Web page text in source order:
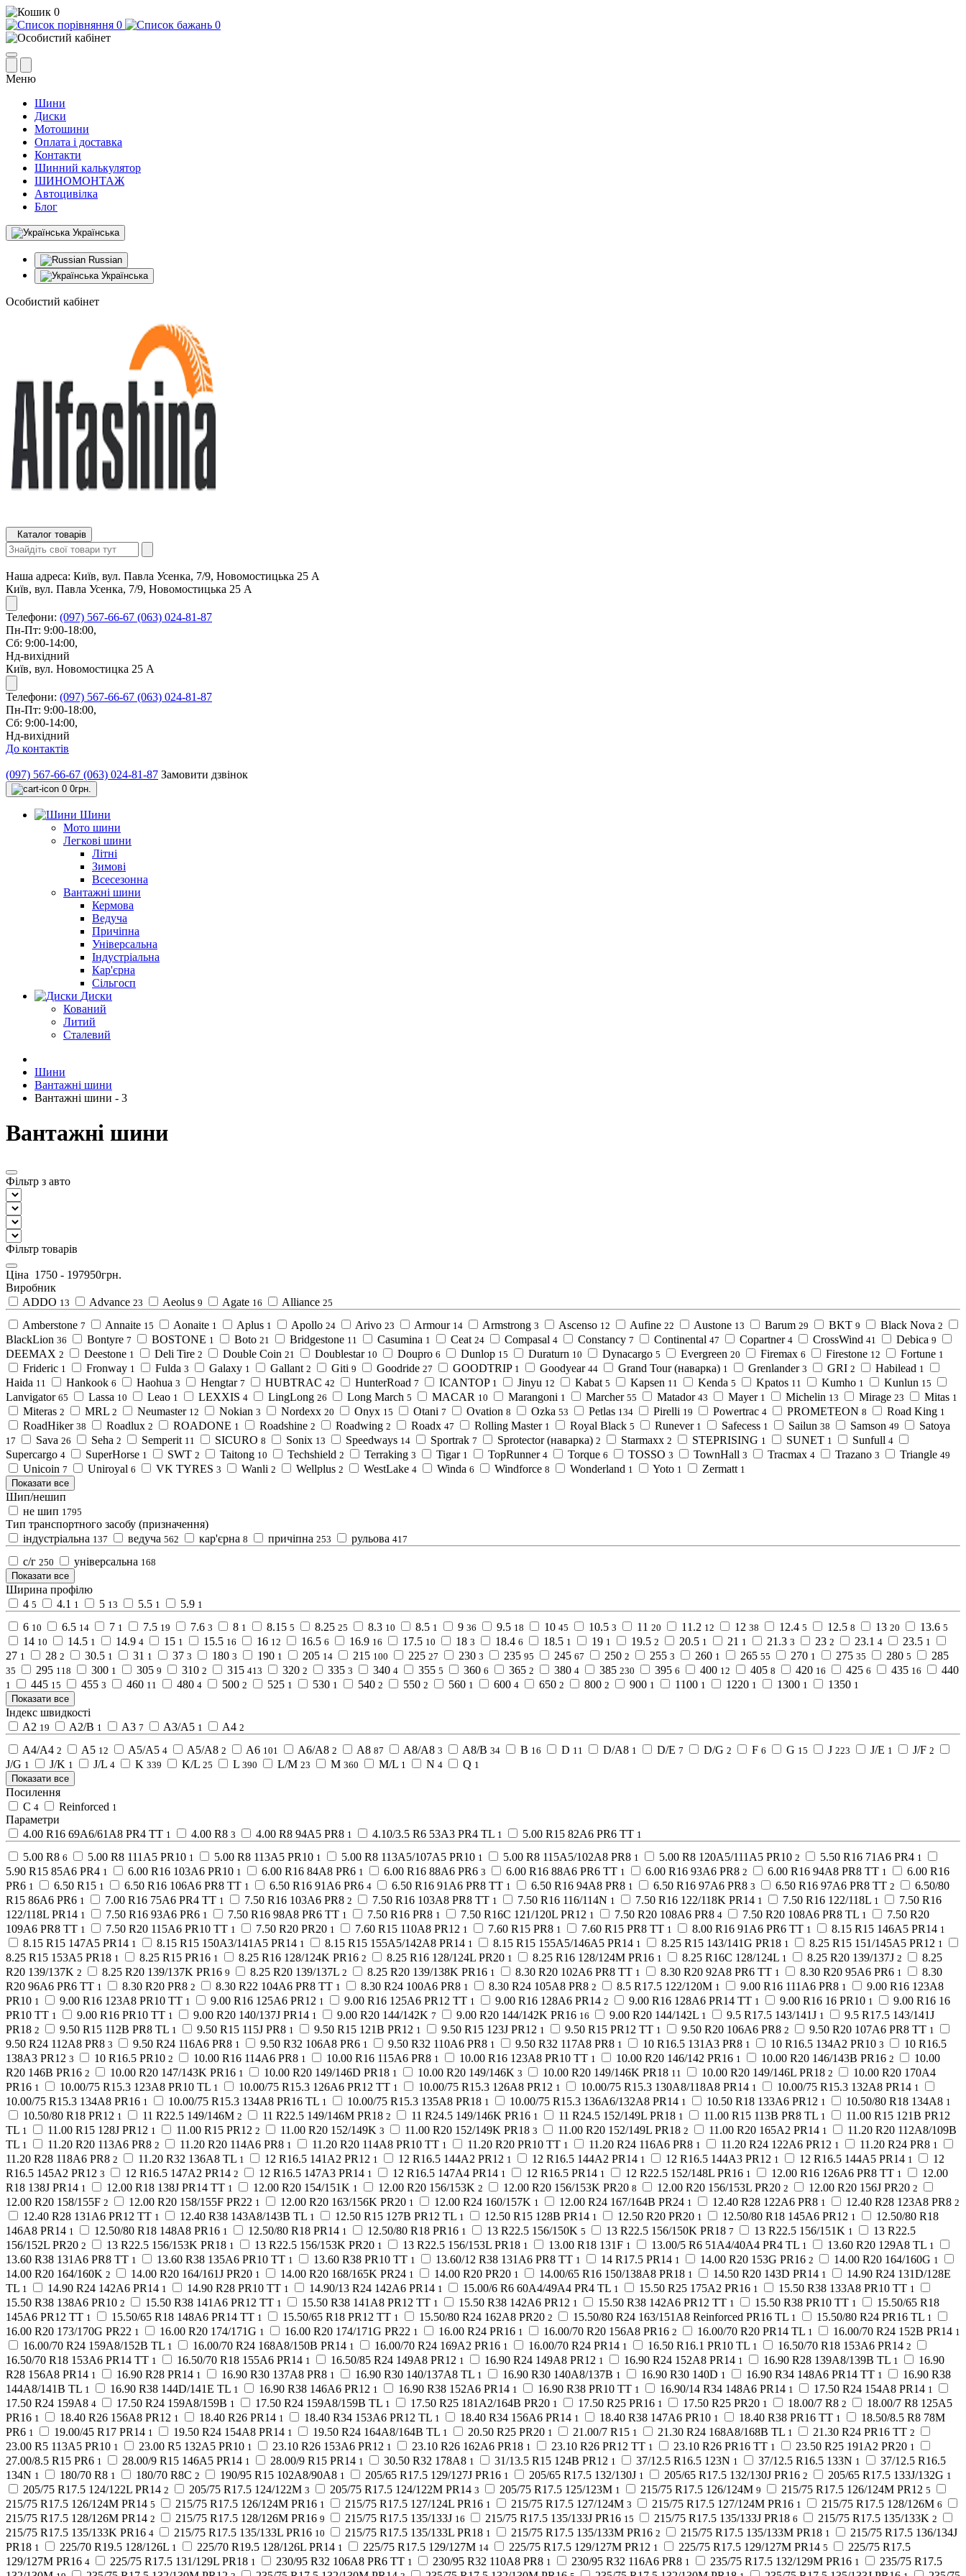
0
0
0
Меню
Шини
Диски
Мотошини
Оплата і доставка
Контакти
Шинний калькулятор
ШИНОМОНТАЖ
Автоцивілка
Блог
Українська
Russian
Українська
Особистий кабінет
Каталог товарів
Наша адреса: Київ, вул. Павла Усенка, 7/9, Новомостицька 25 А
Київ, вул. Павла Усенка, 7/9, Новомостицька 25 А
Телефони: (097) 567-66-67 (063) 024-81-87
Пн-Пт: 9:00-18:00,
Сб: 9:00-14:00,
Нд-вихідний
Київ, вул. Новомостицка 25 А
Телефони: (097) 567-66-67 (063) 024-81-87
Пн-Пт: 9:00-18:00,
Сб: 9:00-14:00,
Нд-вихідний
До контактів
(097) 567-66-67 (063) 024-81-87 Замовити дзвінок
0 0грн.
Шини
Мото шини
Легкові шини
Літні
Зимові
Всесезонна
Вантажні шини
Кермова
Ведуча
Причіпна
Універсальна
Індустріальна
Кар'єрна
Сільгосп
Диски
Кований
Литий
Сталевий
Шини
Вантажні шини
Вантажні шини - 3
Вантажні шини
Фільтр з авто
Фільтр товарів
Ціна 1750 - 197950грн.
Виробник
ADDO 13 Advance 23 Aeolus 9 Agate 16 Alliance 25
Amberstone 7 Annaite 15 Aonaite 1 Aplus 1 Apollo 24 Arivo 23 Armour 14 Armstrong 3 Ascenso 12 Aufine 22 Austone 13 Barum 29 BKT 9 Black Nova 2
BlackLion 36 Bontyre 7 BOSTONE 1 Boto 21 Bridgestone 11 Casumina 1 Ceat 24 Compasal 4 Constancy 7 Continental 47 Copartner 4 CrossWind 41 Debica 9
DEEMAX 2 Deestone 1 Deli Tire 2 Double Coin 21 Doublestar 10 Doupro 6 Dunlop 15 Duraturn 10 Dynacargo 5 Evergreen 20 Firemax 6 Firestone 12 Fortune 1
Frideric 1 Fronway 1 Fulda 3 Galaxy 1 Gallant 2 Giti 9 Goodride 27 GOODTRIP 1 Goodyear 44 Grand Tour (наварка) 1 Grenlander 3 GRI 2 Habilead 1
Haida 11 Hankook 6 Haohua 3 Hengtar 7 HUBTRAC 42 HunterRoad 7 ICANTOP 1 Jinyu 12 Kabat 5 Kapsen 11 Kenda 5 Kpatos 11 Kumho 1 Kunlun 15
Lanvigator 65 Lassa 10 Leao 1 LEXXIS 4 LingLong 26 Long March 5 MACAR 10 Marangoni 1 Marcher 55 Matador 43 Mayer 1 Michelin 13 Mirage 23 Mitas 1
Miteras 2 MRL 2 Neumaster 12 Nokian 3 Nordexx 20 Onyx 15 Otani 7 Ovation 8 Ozka 53 Petlas 134 Pirelli 19 Powertrac 4 PROMETEON 8 Road King 1
RoadHiker 38 Roadlux 2 ROADONE 1 Roadshine 2 Roadwing 2 Roadx 47 Rolling Master 1 Royal Black 5 Runever 1 Safecess 1 Sailun 38 Samson 49 Satoya
17 Sava 26 Seha 2 Semperit 11 SICURO 8 Sonix 13 Speedways 14 Sportrak 7 Sprotector (наварка) 2 Starmaxx 2 STEPRISING 1 SUNET 1 Sunfull 4
Supercargo 4 SuperHorse 1 SWT 2 Taitong 10 Techshield 2 Terraking 3 Tigar 1 TopRunner 4 Torque 6 TOSSO 3 TownHall 3 Tracmax 4 Trazano 3 Triangle 49
Unicoin 7 Uniroyal 6 VK TYRES 3 Wanli 2 Wellplus 2 WestLake 4 Winda 6 Windforce 8 Wonderland 1 Yoto 1 Zermatt 1
Показати все
Шип/нешип
не шип 1795
Тип транспортного засобу (призначення)
індустріальна 137 ведуча 562 кар'єрна 8 причіпна 253 рульова 417
с/г 250 універсальна 168
Показати все
Ширина профілю
4 5 4.1 1 5 13 5.5 1 5.9 1
6 10 6.5 14 7 1 7.5 19 7.6 3 8 1 8.15 5 8.25 25 8.3 10 8.5 1 9 36 9.5 18 10 45 10.5 3 11 20 11.2 12 12 38 12.4 5 12.5 8 13 20 13.6 5
14 10 14.5 1 14.9 4 15 1 15.5 16 16 12 16.5 6 16.9 16 17.5 10 18 3 18.4 6 18.5 1 19 1 19.5 2 20.5 1 21 1 21.3 3 23 2 23.1 4 23.5 1
27 1 28 2 30.5 1 31 1 37 3 180 3 190 1 205 14 215 100 225 27 230 3 235 95 245 67 250 2 255 3 260 1 265 55 270 1 275 35 280 5 285
35 295 118 300 1 305 9 310 2 315 413 320 2 335 3 340 4 355 5 360 6 365 2 380 4 385 230 395 6 400 12 405 8 420 16 425 6 435 16 440
1 445 15 455 3 460 11 480 4 500 2 525 1 530 1 540 2 550 2 560 1 600 4 650 2 800 2 900 1 1100 1 1220 1 1300 1 1350 1
Показати все
Індекс швидкості
A2 19 A2/B 1 A3 7 A3/A5 1 A4 2
A4/A4 2 A5 12 A5/A5 4 A5/A8 2 A6 101 A6/A8 2 A8 87 A8/A8 3 A8/B 34 B 16 D 11 D/A8 1 D/E 7 D/G 2 F 6 G 15 J 223 J/E 1 J/F 2
J/G 1 J/K 1 J/L 4 K 339 K/L 25 L 390 L/M 23 M 360 M/L 1 N 4 Q 1
Показати все
Посилення
C 4 Reinforced 1
Параметри
4.00 R16 69A6/61A8 PR4 TT 1 4.00 R8 3 4.00 R8 94A5 PR8 1 4.10/3.5 R6 53A3 PR4 TL 1 5.00 R15 82A6 PR6 TT 1
5.00 R8 6 5.00 R8 111A5 PR10 1 5.00 R8 113A5 PR10 1 5.00 R8 113A5/107A5 PR10 1 5.00 R8 115A5/102A8 PR8 1 5.00 R8 120A5/111A5 PR10 2 5.50 R16 71A6 PR4 1
5.90 R15 85A6 PR4 1 6.00 R16 103A6 PR10 1 6.00 R16 84A8 PR6 1 6.00 R16 88A6 PR6 3 6.00 R16 88A6 PR6 TT 1 6.00 R16 93A6 PR8 2 6.00 R16 94A8 PR8 TT 1
6.00 R16
PR6 1 6.50 R15 1 6.50 R16 106A6 PR8 TT 1 6.50 R16 91A6 PR6 4 6.50 R16 91A6 PR8 TT 1 6.50 R16 94A8 PR8 1 6.50 R16 97A6 PR8 3 6.50 R16 97A6 PR8 TT 2
6.50/80
R15 86A6 PR6 1 7.00 R16 75A6 PR4 TT 1 7.50 R16 103A6 PR8 2 7.50 R16 103A8 PR8 TT 1 7.50 R16 116/114N 1 7.50 R16 122/118K PR14 1 7.50 R16 122/118L 1
7.50 R16
122/118L PR14 1 7.50 R16 93A6 PR6 1 7.50 R16 98A8 PR6 TT 1 7.50 R16 PR8 1 7.50 R16C 121/120L PR12 1 7.50 R20 108A6 PR8 4 7.50 R20 108A6 PR8 TL 1
7.50 R20
109A6 PR8 TT 1 7.50 R20 115A6 PR10 TT 1 7.50 R20 PR20 1 7.60 R15 110A8 PR12 1 7.60 R15 PR8 1 7.60 R15 PR8 TT 1 8.00 R16 91A6 PR6 TT 1 8.15 R15 146A5 PR14 1
8.15 R15 147A5 PR14 1 8.15 R15 150A3/141A5 PR14 1 8.15 R15 155A5/142A8 PR14 1 8.15 R15 155A5/146A5 PR14 1 8.25 R15 143/141G PR18 1 8.25 R15 151/145A5 PR12 1
8.25 R15 153A5 PR18 1 8.25 R15 PR16 1 8.25 R16 128/124K PR16 2 8.25 R16 128/124L PR20 1 8.25 R16 128/124M PR16 1 8.25 R16C 128/124L 1 8.25 R20 139/137J 2
8.25
R20 139/137K 2 8.25 R20 139/137K PR16 9 8.25 R20 139/137L 2 8.25 R20 139/138K PR16 1 8.30 R20 102A6 PR8 TT 1 8.30 R20 92A8 PR6 TT 1 8.30 R20 95A6 PR6 1
8.30
R20 96A6 PR6 TT 1 8.30 R20 PR8 2 8.30 R22 104A6 PR8 TT 1 8.30 R24 100A6 PR8 1 8.30 R24 105A8 PR8 2 8.5 R17.5 122/120M 1 9.00 R16 111A6 PR8 1
9.00 R16 123A8
PR10 1 9.00 R16 123A8 PR10 TT 1 9.00 R16 125A6 PR12 1 9.00 R16 125A6 PR12 TT 1 9.00 R16 128A6 PR14 2 9.00 R16 128A6 PR14 TT 1 9.00 R16 16 PR10 1
9.00 R16 16
PR10 TT 1 9.00 R16 PR10 TT 1 9.00 R20 140/137J PR14 1 9.00 R20 144/142K 7 9.00 R20 144/142K PR16 16 9.00 R20 144/142L 1 9.5 R17.5 143/141J 1
9.5 R17.5 143/141J
PR18 2 9.50 R15 112B PR8 TL 1 9.50 R15 115J PR8 1 9.50 R15 121B PR12 1 9.50 R15 123J PR12 1 9.50 R15 PR12 TT 1 9.50 R20 106A6 PR8 2 9.50 R20 107A6 PR8 TT 1
9.50 R24 112A8 PR8 3 9.50 R24 116A6 PR8 1 9.50 R32 106A8 PR6 1 9.50 R32 110A6 PR8 1 9.50 R32 117A8 PR8 1 10 R16.5 131A3 PR8 1 10 R16.5 134A2 PR10 3
10 R16.5
138A3 PR12 3 10 R16.5 PR10 2 10.00 R16 114A6 PR8 1 10.00 R16 115A6 PR8 1 10.00 R16 123A8 PR10 TT 1 10.00 R20 146/142 PR16 1 10.00 R20 146/143B PR16 2
10.00
R20 146B PR16 2 10.00 R20 147/143K PR16 1 10.00 R20 149/146D PR18 1 10.00 R20 149/146K 3 10.00 R20 149/146K PR18 11 10.00 R20 149/146L PR18 2
10.00 R20 170A4
PR16 1 10.00/75 R15.3 123A8 PR10 TL 1 10.00/75 R15.3 126A6 PR12 TT 1 10.00/75 R15.3 126A8 PR12 1 10.00/75 R15.3 130A8/118A8 PR14 1 10.00/75 R15.3 132A8 PR14 1
10.00/75 R15.3 134A8 PR16 1 10.00/75 R15.3 134A8 PR16 TL 1 10.00/75 R15.3 135A8 PR18 1 10.00/75 R15.3 136A6/132A8 PR14 1 10.50 R18 133A6 PR12 1 10.50/80 R18 134A8 1
10.50/80 R18 PR12 1 11 R22.5 149/146M 2 11 R22.5 149/146M PR18 2 11 R24.5 149/146K PR16 1 11 R24.5 152/149L PR18 1 11.00 R15 113B PR8 TL 1
11.00 R15 121B PR12
TL 1 11.00 R15 128J PR12 1 11.00 R15 PR12 2 11.00 R20 152/149K 3 11.00 R20 152/149K PR18 3 11.00 R20 152/149L PR18 2 11.00 R20 165A2 PR14 1
11.20 R20 112A8/109B
TL 1 11.20 R20 113A6 PR8 2 11.20 R20 114A6 PR8 1 11.20 R20 114A8 PR10 TT 1 11.20 R20 PR10 TT 1 11.20 R24 116A6 PR8 1 11.20 R24 122A6 PR12 1 11.20 R24 PR8 1
11.20 R28 118A6 PR8 2 11.20 R32 136A8 TL 1 12 R16.5 141A2 PR12 1 12 R16.5 144A2 PR12 1 12 R16.5 144A2 PR14 1 12 R16.5 144A3 PR12 1 12 R16.5 144A5 PR14 1
12
R16.5 145A2 PR12 3 12 R16.5 147A2 PR14 2 12 R16.5 147A3 PR14 1 12 R16.5 147A4 PR14 1 12 R16.5 PR14 1 12 R22.5 152/148L PR16 1 12.00 R16 126A6 PR8 TT 1
12.00
R18 138J PR14 1 12.00 R18 138J PR14 TT 1 12.00 R20 154/151K 1 12.00 R20 156/153K 2 12.00 R20 156/153K PR20 8 12.00 R20 156/153L PR20 2 12.00 R20 156J PR20 2
12.00 R20 158/155F 2 12.00 R20 158/155F PR22 1 12.00 R20 163/156K PR20 1 12.00 R24 160/157K 1 12.00 R24 167/164B PR24 1 12.40 R28 122A6 PR8 1 12.40 R28 123A8 PR8 2
12.40 R28 131A6 PR12 TT 1 12.40 R38 143A8/143B TL 1 12.50 R15 127B PR12 TL 1 12.50 R15 128B PR14 1 12.50 R20 PR20 1 12.50/80 R18 145A6 PR12 1
12.50/80 R18
146A8 PR14 1 12.50/80 R18 148A8 PR16 1 12.50/80 R18 PR14 1 12.50/80 R18 PR16 1 13 R22.5 156/150K 5 13 R22.5 156/150K PR18 7 13 R22.5 156/151K 1
13 R22.5
156/152L PR20 2 13 R22.5 156/153K PR18 1 13 R22.5 156/153K PR20 1 13 R22.5 156/153L PR18 1 13.00 R18 131F 1 13.00/5 R6 51A4/40A4 PR4 TL 1 13.60 R20 129A8 TL 1
13.60 R38 131A6 PR8 TT 1 13.60 R38 135A6 PR10 TT 1 13.60 R38 PR10 TT 1 13.60/12 R38 131A6 PR8 TT 1 14 R17.5 PR14 1 14.00 R20 153G PR16 2 14.00 R20 164/160G 1
14.00 R20 164/160K 2 14.00 R20 164/161J PR20 1 14.00 R20 168/165K PR24 1 14.00 R20 PR20 1 14.00/65 R16 150/138A8 PR18 1 14.50 R20 143D PR14 1
14.90 R24 131D/128E
TL 1 14.90 R24 142A6 PR14 1 14.90 R28 PR10 TT 1 14.90/13 R24 142A6 PR14 1 15.00/6 R6 60A4/49A4 PR4 TL 1 15.50 R25 175A2 PR16 1 15.50 R38 133A8 PR10 TT 1
15.50 R38 138A6 PR10 2 15.50 R38 141A6 PR12 TT 1 15.50 R38 141A8 PR12 TT 1 15.50 R38 142A6 PR12 1 15.50 R38 142A6 PR12 TT 1 15.50 R38 PR10 TT 1
15.50/65 R18
145A6 PR12 TT 1 15.50/65 R18 148A6 PR14 TT 1 15.50/65 R18 PR12 TT 1 15.50/80 R24 162A8 PR20 2 15.50/80 R24 163/151A8 Reinforced PR16 TL 1 15.50/80 R24 PR16 TL 1
16.00 R20 173/170G PR22 1 16.00 R20 174/171G 1 16.00 R20 174/171G PR22 1 16.00 R24 PR16 1 16.00/70 R20 156A8 PR16 2 16.00/70 R20 PR14 TL 1 16.00/70 R24 152B PR14 1
16.00/70 R24 159A8/152B TL 1 16.00/70 R24 168A8/150B PR14 1 16.00/70 R24 169A2 PR16 1 16.00/70 R24 PR14 1 16.50 R16.1 PR10 TL 1 16.50/70 R18 153A6 PR14 2
16.50/70 R18 153A6 PR14 TT 1 16.50/70 R18 155A6 PR14 1 16.50/85 R24 149A8 PR12 1 16.90 R24 149A8 PR12 1 16.90 R24 152A8 PR14 1 16.90 R28 139A8/139B TL 1
16.90
R28 156A8 PR14 1 16.90 R28 PR14 1 16.90 R30 137A8 PR8 1 16.90 R30 140/137A8 TL 1 16.90 R30 140A8/137B 1 16.90 R30 140D 1 16.90 R34 148A6 PR14 TT 1
16.90 R38
144A8/141B TL 1 16.90 R38 144D/141E TL 1 16.90 R38 146A6 PR12 1 16.90 R38 152A6 PR14 1 16.90 R38 PR10 TT 1 16.90/14 R34 148A6 PR14 1 17.50 R24 154A8 PR14 1
17.50 R24 159A8 4 17.50 R24 159A8/159B 1 17.50 R24 159A8/159B TL 1 17.50 R25 181A2/164B PR20 1 17.50 R25 PR16 1 17.50 R25 PR20 1 18.00/7 R8 2
18.00/7 R8 125A5
PR16 1 18.40 R26 156A8 PR12 1 18.40 R26 PR14 1 18.40 R34 153A6 PR12 TL 1 18.40 R34 156A6 PR14 1 18.40 R38 147A6 PR10 1 18.40 R38 PR16 TT 1
18.50/8.5 R8 78M
PR6 1 19.00/45 R17 PR14 1 19.50 R24 154A8 PR14 1 19.50 R24 164A8/164B TL 1 20.50 R25 PR20 1 21.00/7 R15 1 21.30 R24 168A8/168B TL 1 21.30 R24 PR16 TT 2
23.00 R5 113A5 PR10 1 23.00 R5 132A5 PR10 1 23.10 R26 153A6 PR12 1 23.10 R26 162A6 PR18 1 23.10 R26 PR12 TT 1 23.10 R26 PR16 TT 1 23.50 R25 191A2 PR20 1
27.00/8.5 R15 PR6 1 28.00/9 R15 146A5 PR14 1 28.00/9 R15 PR14 1 30.50 R32 178A8 1 31/13.5 R15 124B PR12 1 37/12.5 R16.5 123N 1 37/12.5 R16.5 133N 1
37/12.5 R16.5
134N 1 180/70 R8 1 180/70 R8C 2 190/95 R15 102A8/90A8 1 205/65 R17.5 129/127J PR16 1 205/65 R17.5 132/130J 1 205/65 R17.5 132/130J PR16 2 205/65 R17.5 133J/132G 1
205/75 R17.5 124/122L PR14 2 205/75 R17.5 124/122M 3 205/75 R17.5 124/122M PR14 3 205/75 R17.5 125/123M 1 215/75 R17.5 126/124M 9 215/75 R17.5 126/124M PR12 5
215/75 R17.5 126/124M PR14 5 215/75 R17.5 126/124M PR16 1 215/75 R17.5 127/124L PR16 1 215/75 R17.5 127/124M 3 215/75 R17.5 127/124M PR16 1 215/75 R17.5 128/126M 6
215/75 R17.5 128/126M PR14 2 215/75 R17.5 128/126M PR16 9 215/75 R17.5 135/133J 16 215/75 R17.5 135/133J PR16 15 215/75 R17.5 135/133J PR18 6 215/75 R17.5 135/133K 2
215/75 R17.5 135/133K PR16 4 215/75 R17.5 135/133L PR16 10 215/75 R17.5 135/133L PR18 1 215/75 R17.5 135/133M PR16 2 215/75 R17.5 135/133M PR18 1
215/75 R17.5 136/134J
PR18 1 225/70 R19.5 128/126L 1 225/70 R19.5 128/126L PR14 1 225/75 R17.5 129/127M 14 225/75 R17.5 129/127M PR12 1 225/75 R17.5 129/127M PR14 5
225/75 R17.5
129/127M PR16 4 225/75 R17.5 131/129L PR18 1 230/95 R32 106A8 PR6 TT 1 230/95 R32 110A8 PR8 1 230/95 R32 116A6 PR8 1 235/75 R17.5 132/129M PR16 1
235/75 R17.5